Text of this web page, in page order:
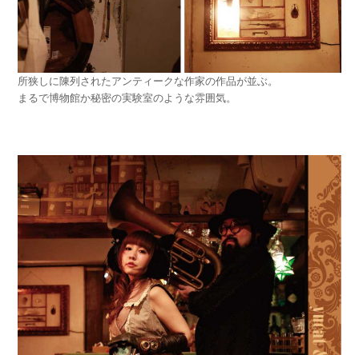
所狭しに陳列されたアンティークな作家の作品が並ぶ。
まるで博物館か秘密の実験室のような雰囲気。